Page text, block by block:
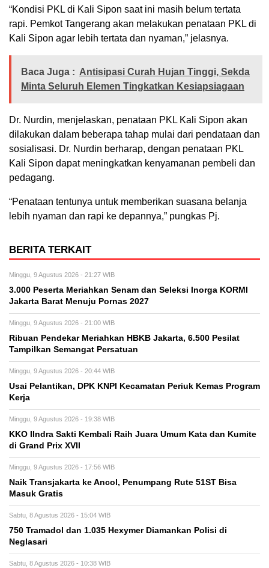
“Kondisi PKL di Kali Sipon saat ini masih belum tertata
rapi. Pemkot Tangerang akan melakukan penataan PKL di
Kali Sipon agar lebih tertata dan nyaman,” jelasnya.
Baca Juga : Antisipasi Curah Hujan Tinggi, Sekda
Minta Seluruh Elemen Tingkatkan Kesiapsiagaan
Dr. Nurdin, menjelaskan, penataan PKL Kali Sipon akan
dilakukan dalam beberapa tahap mulai dari pendataan dan
sosialisasi. Dr. Nurdin berharap, dengan penataan PKL
Kali Sipon dapat meningkatkan kenyamanan pembeli dan
pedagang.
“Penataan tentunya untuk memberikan suasana belanja
lebih nyaman dan rapi ke depannya,” pungkas Pj.
BERITA TERKAIT
Minggu, 9 Agustus 2026 - 21:27 WIB
3.000 Peserta Meriahkan Senam dan Seleksi Inorga KORMI
Jakarta Barat Menuju Pornas 2027
Minggu, 9 Agustus 2026 - 21:00 WIB
Ribuan Pendekar Meriahkan HBKB Jakarta, 6.500 Pesilat
Tampilkan Semangat Persatuan
Minggu, 9 Agustus 2026 - 20:44 WIB
Usai Pelantikan, DPK KNPI Kecamatan Periuk Kemas Program
Kerja
Minggu, 9 Agustus 2026 - 19:38 WIB
KKO IIndra Sakti Kembali Raih Juara Umum Kata dan Kumite
di Grand Prix XVII
Minggu, 9 Agustus 2026 - 17:56 WIB
Naik Transjakarta ke Ancol, Penumpang Rute 51ST Bisa
Masuk Gratis
Sabtu, 8 Agustus 2026 - 15:04 WIB
750 Tramadol dan 1.035 Hexymer Diamankan Polisi di
Neglasari
Sabtu, 8 Agustus 2026 - 10:38 WIB